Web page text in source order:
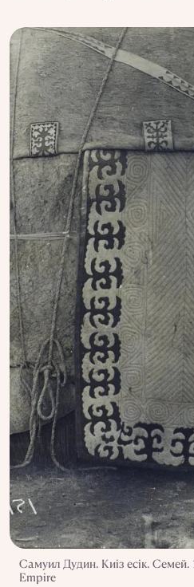
Самуил Дудин. Киіз есік.
Empire